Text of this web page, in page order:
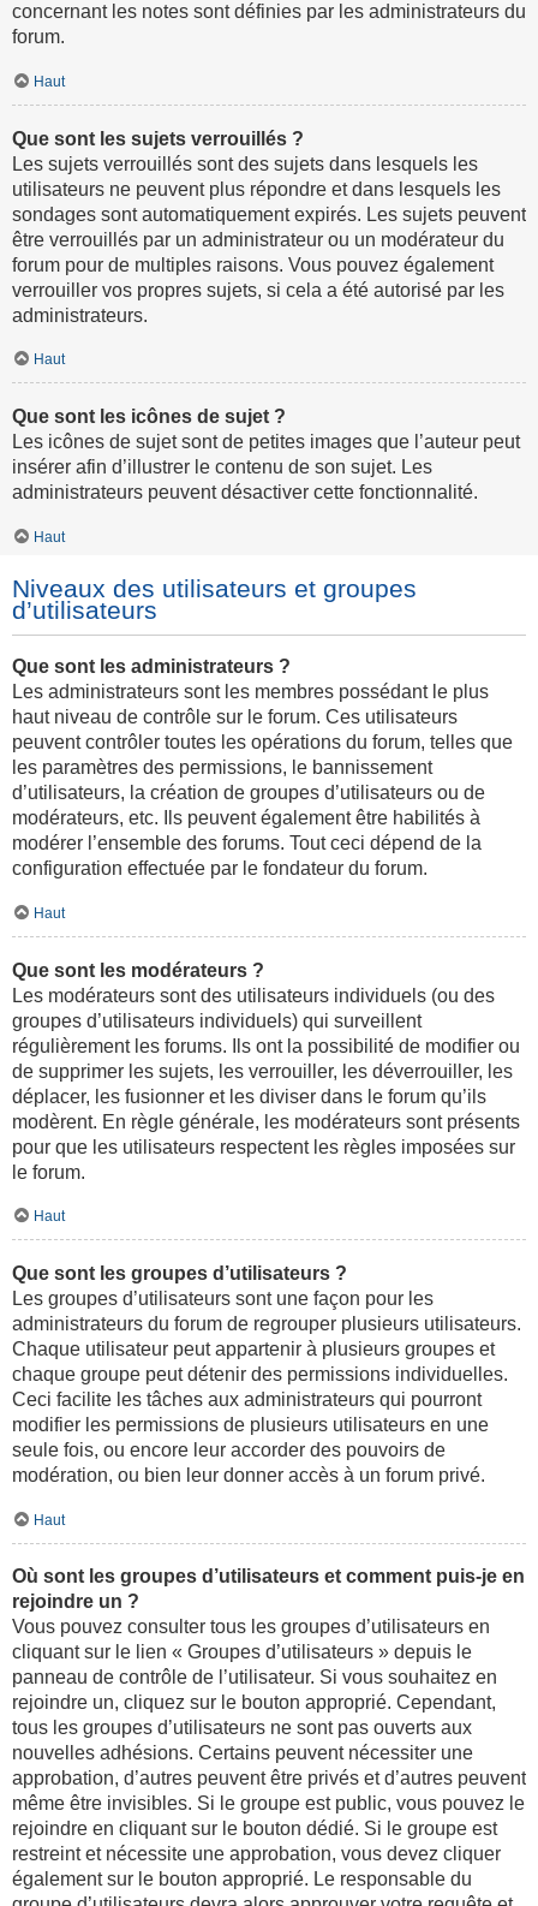
concernant les notes sont définies par les administrateurs du
forum.
Haut
Que sont les sujets verrouillés ?
Les sujets verrouillés sont des sujets dans lesquels les
utilisateurs ne peuvent plus répondre et dans lesquels les
sondages sont automatiquement expirés. Les sujets peuvent
être verrouillés par un administrateur ou un modérateur du
forum pour de multiples raisons. Vous pouvez également
verrouiller vos propres sujets, si cela a été autorisé par les
administrateurs.
Haut
Que sont les icônes de sujet ?
Les icônes de sujet sont de petites images que l’auteur peut
insérer afin d’illustrer le contenu de son sujet. Les
administrateurs peuvent désactiver cette fonctionnalité.
Haut
Niveaux des utilisateurs et groupes
d’utilisateurs
Que sont les administrateurs ?
Les administrateurs sont les membres possédant le plus
haut niveau de contrôle sur le forum. Ces utilisateurs
peuvent contrôler toutes les opérations du forum, telles que
les paramètres des permissions, le bannissement
d’utilisateurs, la création de groupes d’utilisateurs ou de
modérateurs, etc. Ils peuvent également être habilités à
modérer l’ensemble des forums. Tout ceci dépend de la
configuration effectuée par le fondateur du forum.
Haut
Que sont les modérateurs ?
Les modérateurs sont des utilisateurs individuels (ou des
groupes d’utilisateurs individuels) qui surveillent
régulièrement les forums. Ils ont la possibilité de modifier ou
de supprimer les sujets, les verrouiller, les déverrouiller, les
déplacer, les fusionner et les diviser dans le forum qu’ils
modèrent. En règle générale, les modérateurs sont présents
pour que les utilisateurs respectent les règles imposées sur
le forum.
Haut
Que sont les groupes d’utilisateurs ?
Les groupes d’utilisateurs sont une façon pour les
administrateurs du forum de regrouper plusieurs utilisateurs.
Chaque utilisateur peut appartenir à plusieurs groupes et
chaque groupe peut détenir des permissions individuelles.
Ceci facilite les tâches aux administrateurs qui pourront
modifier les permissions de plusieurs utilisateurs en une
seule fois, ou encore leur accorder des pouvoirs de
modération, ou bien leur donner accès à un forum privé.
Haut
Où sont les groupes d’utilisateurs et comment puis-je en
rejoindre un ?
Vous pouvez consulter tous les groupes d’utilisateurs en
cliquant sur le lien « Groupes d’utilisateurs » depuis le
panneau de contrôle de l’utilisateur. Si vous souhaitez en
rejoindre un, cliquez sur le bouton approprié. Cependant,
tous les groupes d’utilisateurs ne sont pas ouverts aux
nouvelles adhésions. Certains peuvent nécessiter une
approbation, d’autres peuvent être privés et d’autres peuvent
même être invisibles. Si le groupe est public, vous pouvez le
rejoindre en cliquant sur le bouton dédié. Si le groupe est
restreint et nécessite une approbation, vous devez cliquer
également sur le bouton approprié. Le responsable du